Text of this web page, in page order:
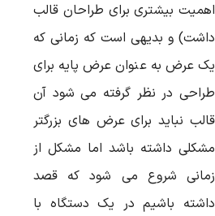
بیشتری برای طراحان قالب
و بدیهی است که زمانی که
عرض به عنوان عرض پایه برای
در نظر گرفته می شود آن
نباید برای عرض های بزرگتر
داشته باشد اما مشکل از
شروع می شود که قصد
باشیم در یک دستگاه با